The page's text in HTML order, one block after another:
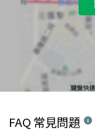
FAQ 常見問題